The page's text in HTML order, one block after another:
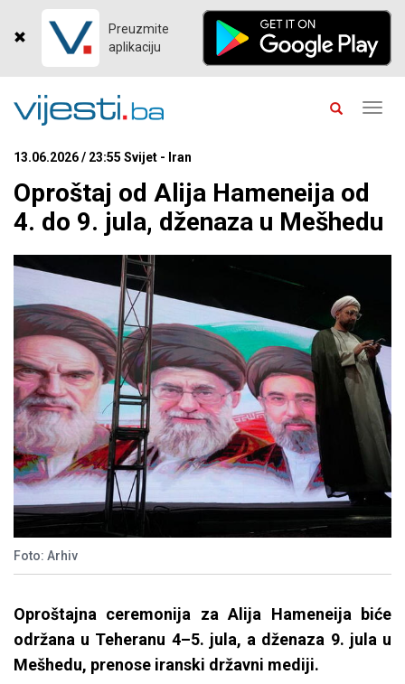
Preuzmite
aplikaciju
13.06.2026 / 23:55 Svijet - Iran
Oproštaj od Alija Hameneija od
4. do 9. jula, dženaza u Mešhedu
Foto: Arhiv
Oproštajna ceremonija za Alija Hameneija biće
održana u Teheranu 4–5. jula, a dženaza 9. jula u
Mešhedu, prenose iranski državni mediji.